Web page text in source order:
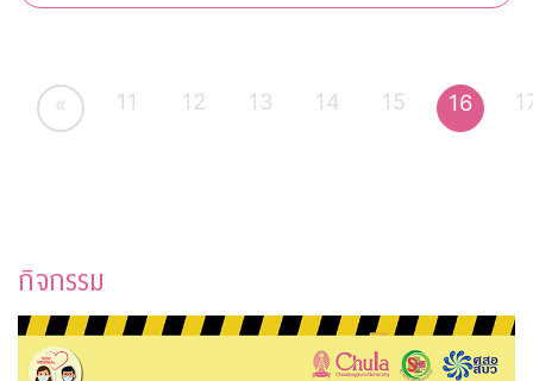
« 11 12 13 14 15 16
กิจกรรม